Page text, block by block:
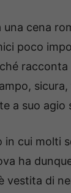
una cena
poco
racconta
a suo
in cui molti
ha
vestita di